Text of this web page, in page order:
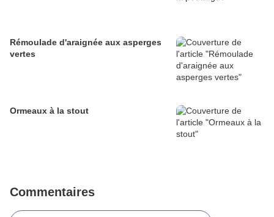
Rémoulade d'araignée aux asperges
vertes
Ormeaux à la stout
Commentaires